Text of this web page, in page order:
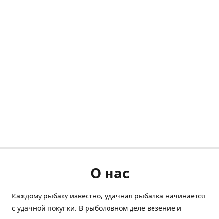
О нас
Каждому рыбаку известно, удачная рыбалка начинается
с удачной покупки. В рыболовном деле везение и